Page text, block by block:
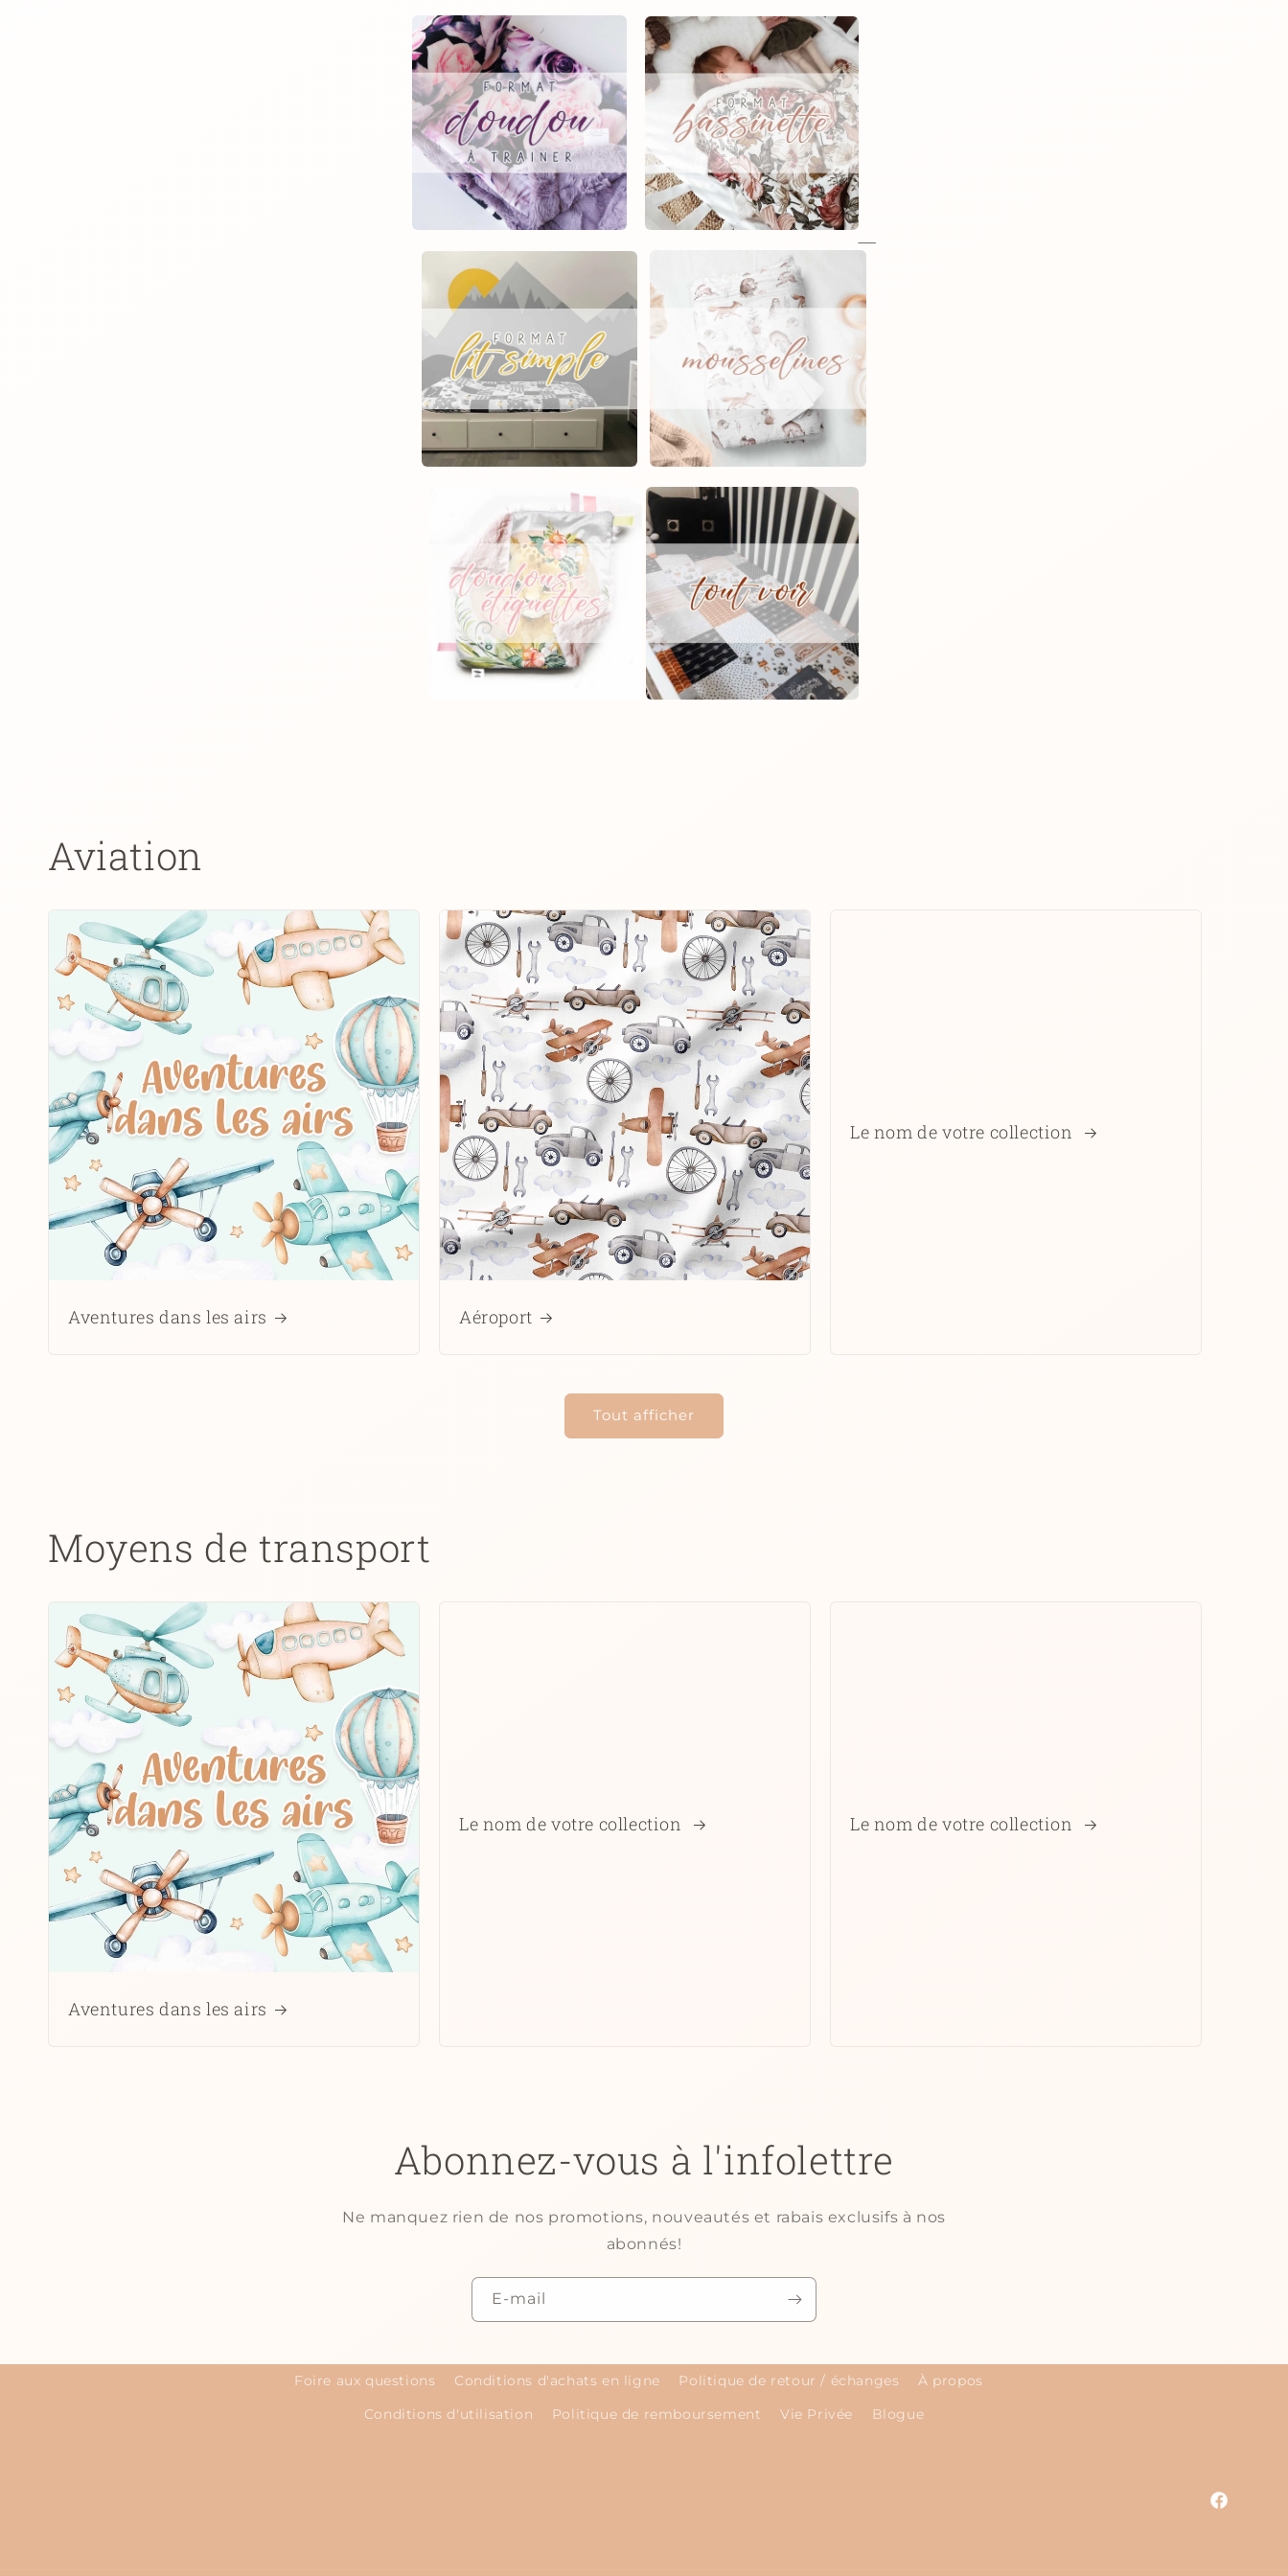
Aviation
Aventures dans les airs Aéroport
Le nom de votre collection
Tout afficher
Moyens de transport
Aventures dans les airs
Le nom de votre collection Le nom de votre collection
Abonnez-vous à l'infolettre
Ne manquez rien de nos promotions, nouveautés et rabais exclusifs à nos
abonnés!
E-mail
Foire aux questions Conditions d'achats en ligne Politique de retour / échanges
À propos
Conditions d'utilisation
Politique de remboursement Vie Privée Blogue
Facebook